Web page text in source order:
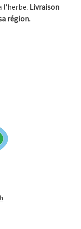
l'herbe. Livraison
région.